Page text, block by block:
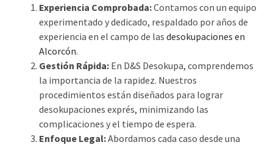
Experiencia Comprobada:Contamos con un equipo
experimentado y dedicado, respaldado por años de
experiencia en el campo de las desokupaciones en
Alcorcón.
Gestión Rápida: En D&S Desokupa, comprendemos
la importancia de la rapidez. Nuestros
procedimientos están diseñados para lograr
desokupaciones exprés, minimizando las
complicaciones y el tiempo de espera.
Enfoque Legal:Abordamos cada caso desde una